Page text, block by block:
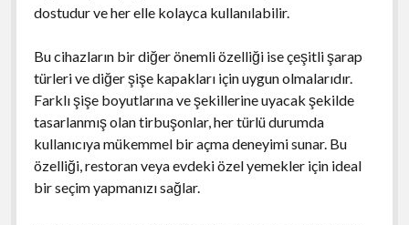
dostudur ve her elle kolayca kullanılabilir.
Bu cihazların bir diğer önemli özelliği ise çeşitli şarap
türleri ve diğer şişe kapakları için uygun olmalarıdır.
Farklı şişe boyutlarına ve şekillerine uyacak şekilde
tasarlanmış olan tirbuşonlar, her türlü durumda
kullanıcıya mükemmel bir açma deneyimi sunar. Bu
özelliği, restoran veya evdeki özel yemekler için ideal
bir seçim yapmanızı sağlar.